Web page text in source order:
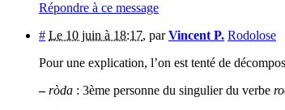
Répondre à ce message
# Le 10 juin à 18:17, parVincent P. Rodolose
Pour une explication, l’on est tenté de
– ròda : 3ème personne du singulier du verbe